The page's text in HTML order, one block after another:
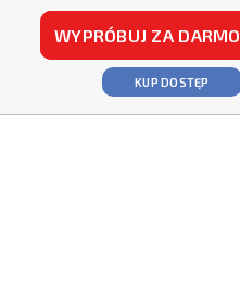
WYPRÓBUJ ZA DARMO
KUP DOSTĘP